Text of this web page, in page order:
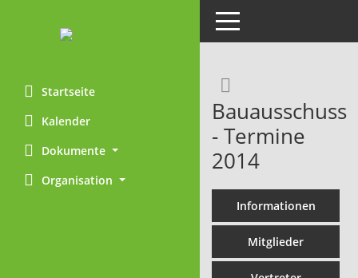
Startseite
Kalender
Dokumente
Organisation
Toggle navigation
Bauausschuss
- Termine
2014
Informationen
Mitglieder